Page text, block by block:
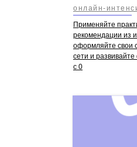
Применяйте
рекомендации из
оформляйте свои
сети и развивайте
с 0
онлайн-